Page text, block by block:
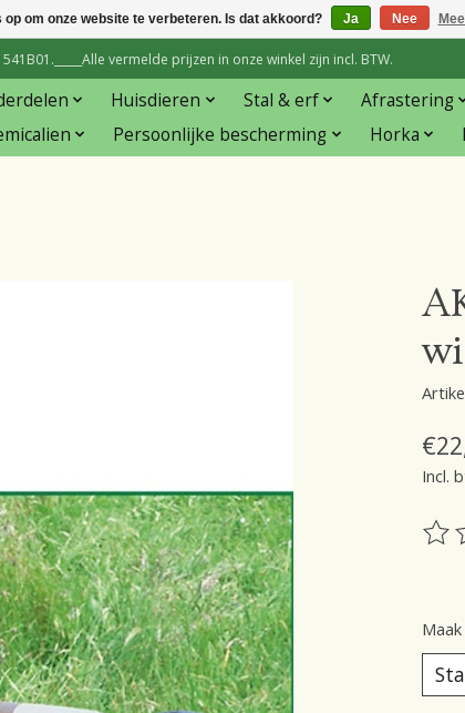
vermelde prijzen in onze winkel zijn incl. BTW.
Huisdieren Stal & erf Afrastering
Persoonlijke bescherming Horka
Incl.
De
op om onze website te verbeteren. Is dat akkoord? Ja Nee